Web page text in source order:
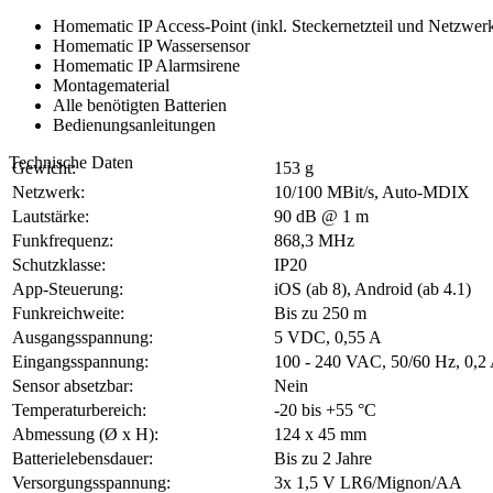
Homematic IP Access-Point (inkl. Steckernetzteil und
Homematic IP Wassersensor
Homematic IP Alarmsirene
Montagematerial
Alle benötigten Batterien
Bedienungsanleitungen
Technische Daten
Gewicht:
153 g
Netzwerk:
10/100 MBit/s, Auto-MDIX
Lautstärke:
90 dB @ 1 m
Funkfrequenz:
868,3 MHz
Schutzklasse:
IP20
App-Steuerung:
iOS (ab 8), Android (ab 4.1)
Funkreichweite:
Bis zu 250 m
Ausgangsspannung:
5 VDC, 0,55 A
Eingangsspannung:
100 - 240 VAC, 50/60 Hz, 0,2
Sensor absetzbar:
Nein
Temperaturbereich:
-20 bis +55 °C
Abmessung (Ø x H):
124 x 45 mm
Batterielebensdauer:
Bis zu 2 Jahre
Versorgungsspannung:
3x 1,5 V LR6/Mignon/AA